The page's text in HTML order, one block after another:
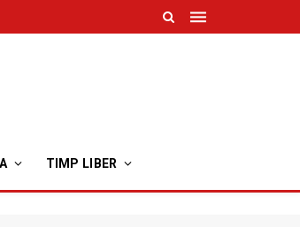
TIMP LIBER